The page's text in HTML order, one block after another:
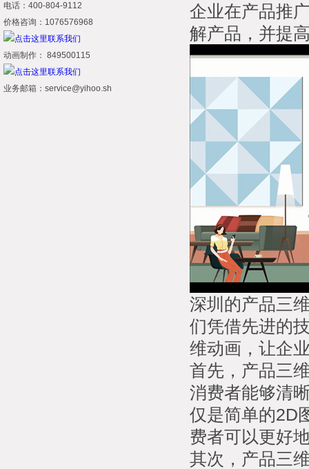
电话：400-804-9112
价格咨询：1076576968
动画制作： 849500115
业务邮箱：service@yihoo.sh
企业在产品推
解产品，并提
深圳的产品三
们凭借先进的
维动画，让企
首先，产品三
消费者能够清
仅是简单的2D
费者可以更好
其次，产品三